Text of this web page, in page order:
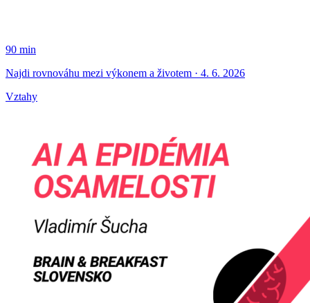
90 min
Najdi rovnováhu mezi výkonem a životem · 4. 6. 2026
Vztahy